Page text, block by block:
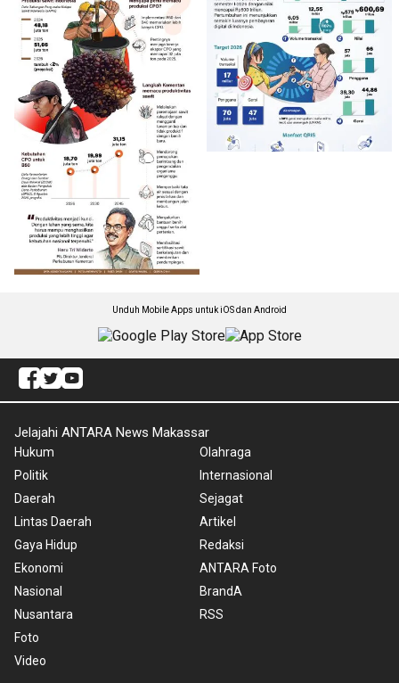
Unduh Mobile Apps untuk iOS dan Android
Jelajahi ANTARA News Makassar
Hukum
Politik
Daerah
Lintas Daerah
Gaya Hidup
Ekonomi
Nasional
Nusantara
Foto
Video
Olahraga
Internasional
Sejagat
Artikel
Redaksi
ANTARA Foto
BrandA
RSS